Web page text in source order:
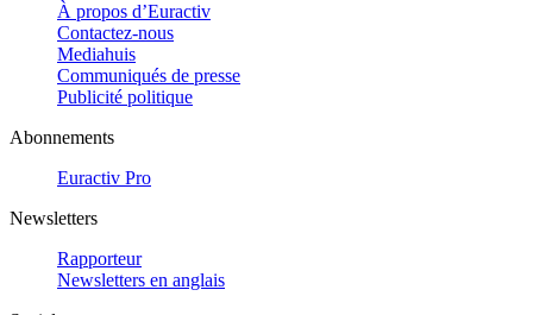
À propos d’Euractiv
Contactez-nous
Mediahuis
Communiqués de presse
Publicité politique
Abonnements
Euractiv Pro
Newsletters
Rapporteur
Newsletters en anglais